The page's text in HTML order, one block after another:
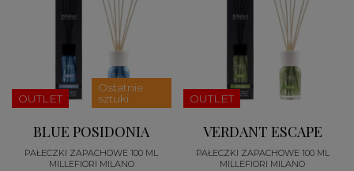
OUTLET
Ostatnie
sztuki
BLUE POSIDONIA
PAŁECZKI ZAPACHOWE 100 ML
MILLEFIORI MILANO
OUTLET
VERDANT ESCAPE
PAŁECZKI ZAPACHOWE 100 ML
MILLEFIORI MILANO